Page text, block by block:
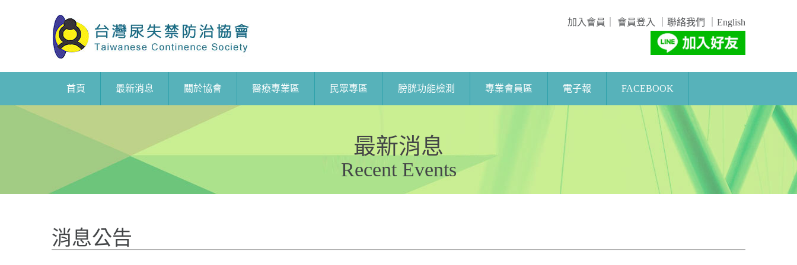
加入會員 會員登入 聯絡我們 English
首頁 最新消息 關於協會 醫療專業區 民眾專區 膀胱功能檢測 專業會員區 電子報 FACEBOOK
最新消息
Recent Events
消息公告